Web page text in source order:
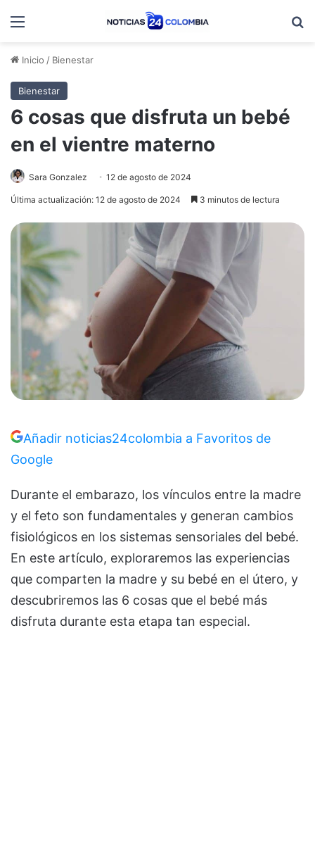
Menú
Inicio / Bienestar
Bienestar
6 cosas que disfruta un bebé
en el vientre materno
Sara Gonzalez 12 de agosto de 2024
Última actualización: 12 de agosto de 2024 3 minutos de lectura
Añadir noticias24colombia a Favoritos de
Google
Durante el embarazo, los vínculos entre la madre
y el feto son fundamentales y generan cambios
fisiológicos en los sistemas sensoriales del bebé.
En este artículo, exploraremos las experiencias
que comparten la madre y su bebé en el útero, y
descubriremos las 6 cosas que el bebé más
disfruta durante esta etapa tan especial.